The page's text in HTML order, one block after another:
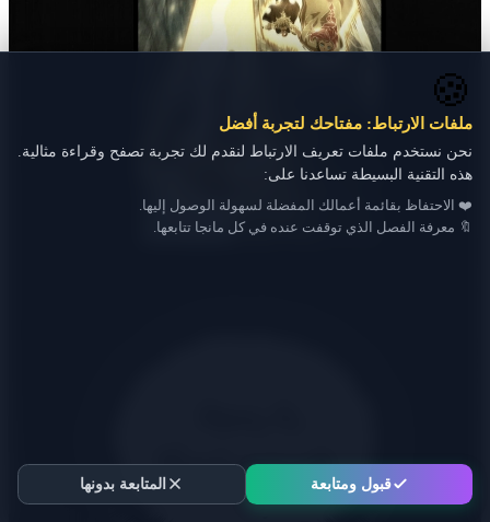
🍪
ملفات الارتباط: مفتاحك لتجربة أفضل
نحن نستخدم ملفات تعريف الارتباط لنقدم لك تجربة تصفح وقراءة مثالية.
هذه التقنية البسيطة تساعدنا على:
❤️ الاحتفاظ بقائمة أعمالك المفضلة لسهولة الوصول إليها.
🔖 معرفة الفصل الذي توقفت عنده في كل مانجا تتابعها.
قبول ومتابعة المتابعة بدونها